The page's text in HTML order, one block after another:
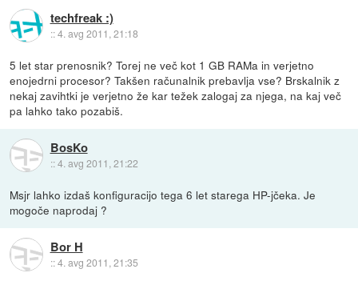
techfreak :)
::4. avg 2011, 21:18
5 let star prenosnik? Torej ne več kot 1 GB RAMa in verjetno
enojedrni procesor? Takšen računalnik prebavlja vse? Brskalnik z
nekaj zavihtki je verjetno že kar težek zalogaj za njega, na kaj več
pa lahko tako pozabiš.
BosKo
::4. avg 2011, 21:22
Msjr lahko izdaš konfiguracijo tega 6 let starega HP-jčeka. Je
mogoče naprodaj ?
Bor H
::4. avg 2011, 21:35